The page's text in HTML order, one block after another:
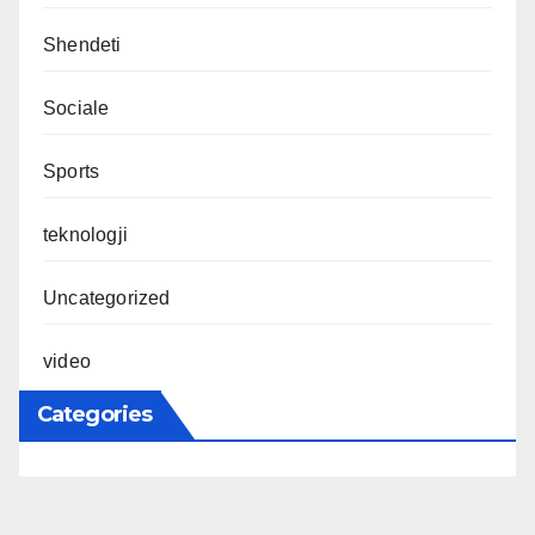
Shendeti
Sociale
Sports
teknologji
Uncategorized
video
Categories